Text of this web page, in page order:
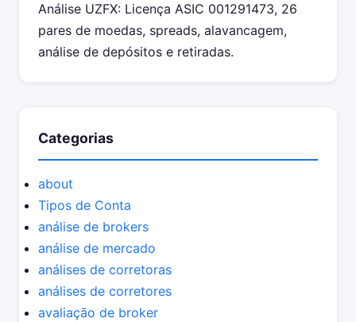
Análise UZFX: Licença ASIC 001291473, 26
pares de moedas, spreads, alavancagem,
análise de depósitos e retiradas.
Categorias
about
Tipos de Conta
análise de brokers
análise de mercado
análises de corretoras
análises de corretores
avaliação de broker